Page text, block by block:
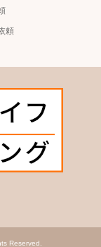
頼
Reserved.